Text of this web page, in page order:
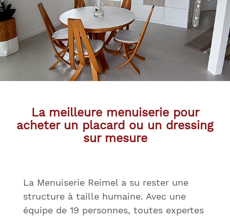
La meilleure menuiserie pour
acheter un placard ou un dressing
sur mesure
La Menuiserie Reimel a su rester une
structure à taille humaine. Avec une
équipe de 19 personnes, toutes expertes